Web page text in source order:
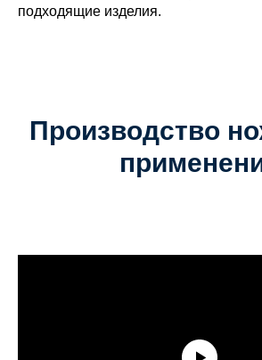
подходящие изделия.
Производство